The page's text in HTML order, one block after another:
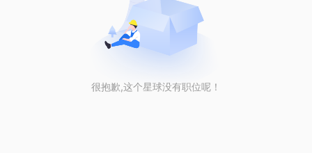
很抱歉,这个星球没有职位呢！